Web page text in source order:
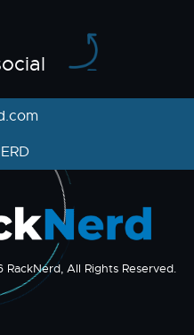
All Rights Reserved.